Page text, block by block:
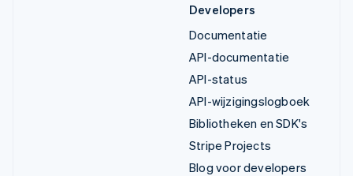
Developers
Documentatie
API-documentatie
API-status
API-wijzigingslogboek
Bibliotheken en SDK's
Stripe Projects
Blog voor developers